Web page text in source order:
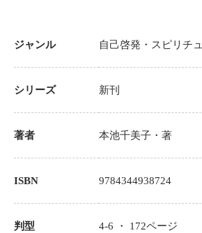
ジャンル 自己啓発・スピリチ
シリーズ 新刊
著者 本池千美子 ・著
ISBN 9784344938724
判型 4-6 ・ 172ページ